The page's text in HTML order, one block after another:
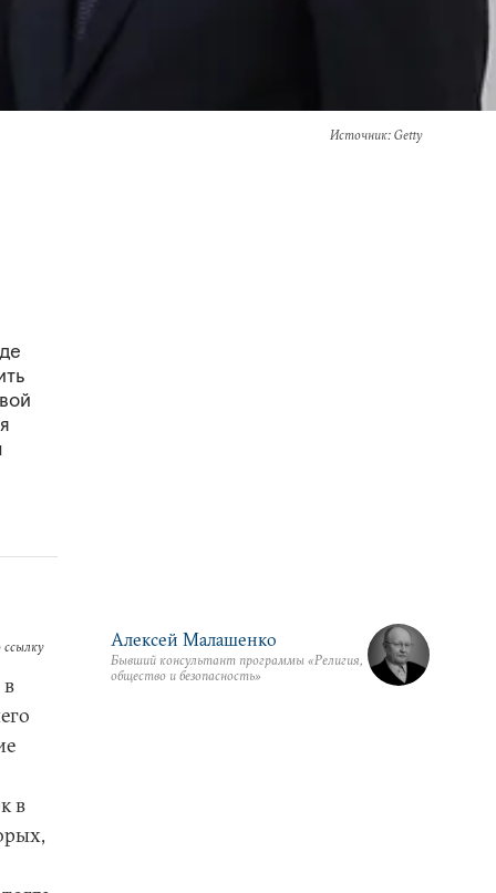
Источник: Getty
в
Алексей Малашенко
Бывший консультант программы «Религия,
общество и безопасность»